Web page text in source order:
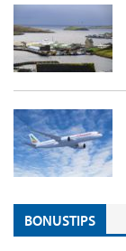
BONUSTIPS